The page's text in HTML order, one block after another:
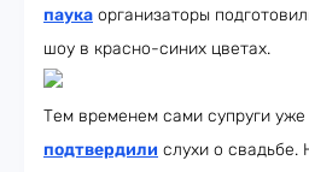
паука организаторы
шоу в красно-синих цветах.
Тем временем сами супруги уже
подтвердили слухи о свадьбе.